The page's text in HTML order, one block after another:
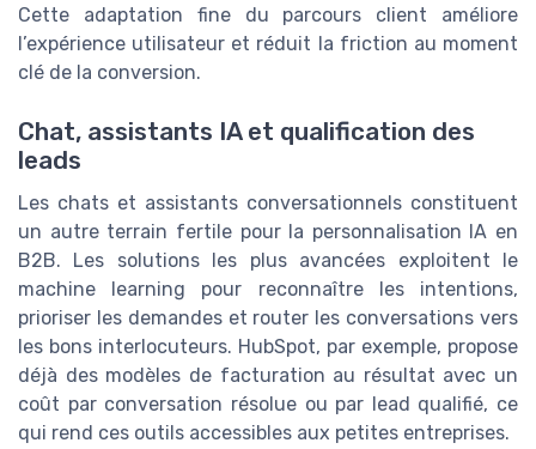
Cette adaptation fine du parcours client améliore
l’expérience utilisateur et réduit la friction au moment
clé de la conversion.
Chat, assistants IA et qualification des
leads
Les chats et assistants conversationnels constituent
un autre terrain fertile pour la personnalisation IA en
B2B. Les solutions les plus avancées exploitent le
machine learning pour reconnaître les intentions,
prioriser les demandes et router les conversations vers
les bons interlocuteurs. HubSpot, par exemple, propose
déjà des modèles de facturation au résultat avec un
coût par conversation résolue ou par lead qualifié, ce
qui rend ces outils accessibles aux petites entreprises.